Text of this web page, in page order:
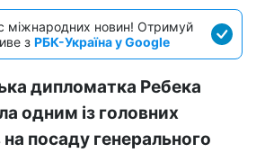
міжнародних новин! Отримуй
з РБК-Україна у Google
дипломатка Ребека
одним із головних
на посаду генерального